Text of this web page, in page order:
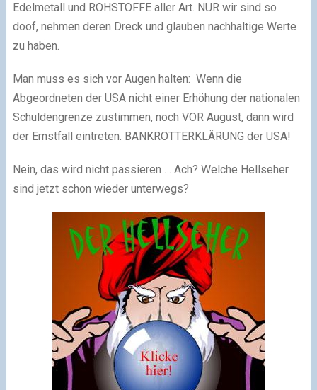
Edelmetall und ROHSTOFFE aller Art. NUR wir sind so
doof, nehmen deren Dreck und glauben nachhaltige Werte
zu haben.
Man muss es sich vor Augen halten: Wenn die
Abgeordneten der USA nicht einer Erhöhung der nationalen
Schuldengrenze zustimmen, noch VOR August, dann wird
der Ernstfall eintreten. BANKROTTERKLÄRUNG der USA!
Nein, das wird nicht passieren … Ach? Welche Hellseher
sind jetzt schon wieder unterwegs?